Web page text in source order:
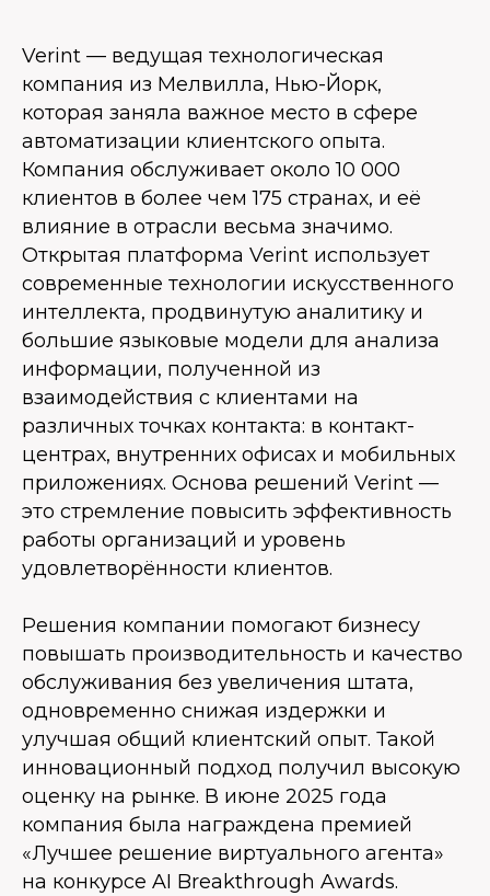
Verint — ведущая технологическая
компания из Мелвилла, Нью-Йорк,
которая заняла важное место в сфере
автоматизации клиентского опыта.
Компания обслуживает около 10 000
клиентов в более чем 175 странах, и её
влияние в отрасли весьма значимо.
Открытая платформа Verint использует
современные технологии искусственного
интеллекта, продвинутую аналитику и
большие языковые модели для анализа
информации, полученной из
взаимодействия с клиентами на
различных точках контакта: в контакт-
центрах, внутренних офисах и мобильных
приложениях. Основа решений Verint —
это стремление повысить эффективность
работы организаций и уровень
удовлетворённости клиентов.
Решения компании помогают бизнесу
повышать производительность и качество
обслуживания без увеличения штата,
одновременно снижая издержки и
улучшая общий клиентский опыт. Такой
инновационный подход получил высокую
оценку на рынке. В июне 2025 года
компания была награждена премией
«Лучшее решение виртуального агента»
на конкурсе AI Breakthrough Awards.